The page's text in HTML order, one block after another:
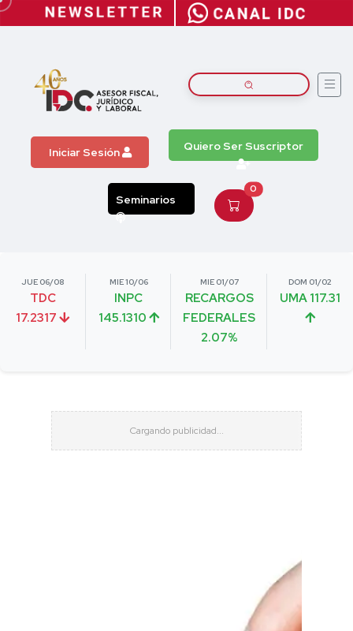
Iniciar Sesión Quiero Ser Suscriptor
Seminarios
0
JUE 06/08
TDC
17.2317
MIE 10/06
INPC
145.1310
MIE 01/07
RECARGOS
FEDERALES
2.07%
DOM 01/02
UMA 117.31